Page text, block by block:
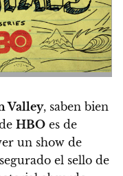
Valley, saben bien
HBO es de
un show de
el sello de